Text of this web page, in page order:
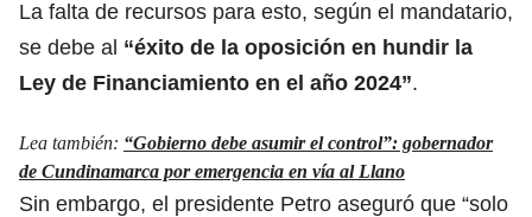
La falta de recursos para esto, según el mandatario,
se debe al “éxito de la oposición en hundir la
Ley de Financiamiento en el año 2024”.
Lea también: “Gobierno debe asumir el control”: gobernador
de Cundinamarca por emergencia en vía al Llano
Sin embargo, el presidente Petro aseguró que “solo